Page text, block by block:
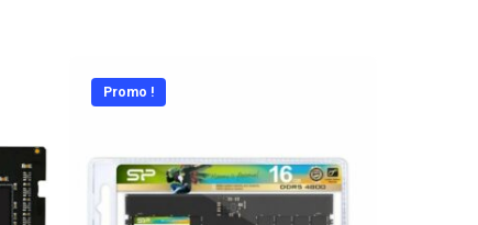
Promo !